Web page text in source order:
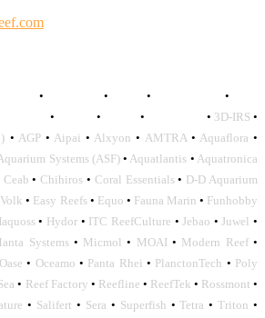
• • • •
• • • • 3D-IRS •
• AGP• Aipai • Alxyon • AMTRA• Aquaflora •
Systems (ASF)• Aquatlantis • Aquatronica
Ceab • Chihiros • Coral Essentials• D-D Aquarium
• Easy Reefs• Equo • Fauna Marin • Funhobby
• Hydor • ITC ReefCulture •Jebao •Juwel •
Systems• Micmol • MOAI • Modern Reef•
Oase • Oceamo • Panta Rhei • PlanctonTech • Poly
• Reef Factory • Reefline • ReefTek • Rossmont •
• Salifert • Sera • Superfish •Tetra •Triton •